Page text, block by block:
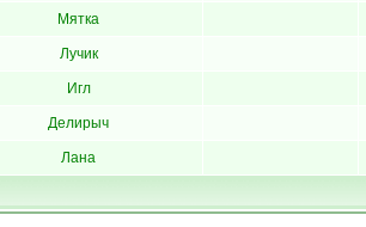
Мятка
Лучик
Игл
Делирыч
Лана